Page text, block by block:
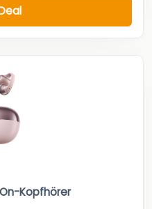
Kopfhörer